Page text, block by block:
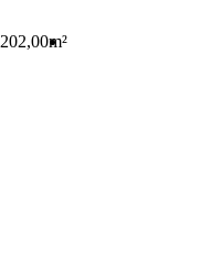
202,00m²